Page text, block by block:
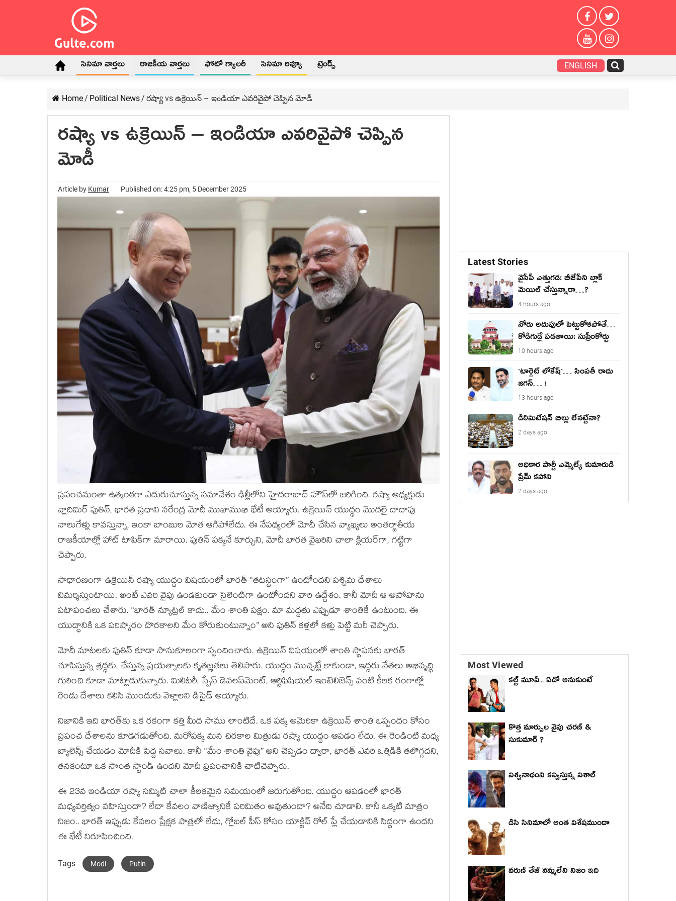
సినిమా వార్తలు రాజకీయ వార్తలు ఫోటో గ్యాలరీ సినిమా రివ్యూ ట్రెండ్స్ ENGLISH
Home/ Political News/ రష్యా vs ఉక్రెయిన్ – ఇండియా ఎవరివైపో చెప్పిన మోడీ
రష్యా vs ఉక్రెయిన్ – ఇండియా ఎవరివైపో చెప్పిన
మోడీ
Article by Kumar Published on: 4:25 pm, 5 December 2025
ప్రపంచమంతా ఉత్కంఠగా ఎదురుచూస్తున్న సమావేశం ఢిల్లీలోని హైదరాబాద్ హౌస్‌లో జరిగింది. రష్యా అధ్యక్షుడు
వ్లాదిమిర్ పుతిన్, భారత ప్రధాని నరేంద్ర మోదీ ముఖాముఖి భేటీ అయ్యారు. ఉక్రెయిన్ యుద్ధం మొదలై దాదాపు
నాలుగేళ్లు కావస్తున్నా, ఇంకా బాంబుల మోత ఆగిపోలేదు. ఈ నేపథ్యంలో మోదీ చేసిన వ్యాఖ్యలు అంతర్జాతీయ
రాజకీయాల్లో హాట్ టాపిక్‌గా మారాయి. పుతిన్ పక్కనే కూర్చుని, మోదీ భారత వైఖరిని చాలా క్లియర్‌గా, గట్టిగా
చెప్పారు.
సాధారణంగా ఉక్రెయిన్ రష్యా యుద్ధం విషయంలో భారత్ “తటస్థంగా” ఉంటోందని పశ్చిమ దేశాలు
విమర్శిస్తుంటాయి. అంటే ఎవరి వైపు ఉండకుండా సైలెంట్‌గా ఉంటోందని వారి ఉద్దేశం. కానీ మోదీ ఆ అపోహను
పటాపంచలు చేశారు. “భారత్ న్యూట్రల్ కాదు.. మేం శాంతి పక్షం. మా మద్దతు ఎప్పుడూ శాంతికే ఉంటుంది. ఈ
యుద్ధానికి ఒక పరిష్కారం దొరకాలని మేం కోరుకుంటున్నాం” అని పుతిన్ కళ్లలో కళ్లు పెట్టి మరీ చెప్పారు.
మోదీ మాటలకు పుతిన్ కూడా సానుకూలంగా స్పందించారు. ఉక్రెయిన్ విషయంలో శాంతి స్థాపనకు భారత్
చూపిస్తున్న శ్రద్ధకు, చేస్తున్న ప్రయత్నాలకు కృతజ్ఞతలు తెలిపారు. యుద్ధం ముచ్చట్లే కాకుండా, ఇద్దరు నేతలు అభివృద్ధి
గురించి కూడా మాట్లాడుకున్నారు. మిలిటరీ, స్పేస్ డెవలప్‌మెంట్, ఆర్టిఫిషియల్ ఇంటెలిజెన్స్ వంటి కీలక రంగాల్లో
రెండు దేశాలు కలిసి ముందుకు వెళ్లాలని డిసైడ్ అయ్యారు.
నిజానికి ఇది భారత్‌కు ఒక రకంగా కత్తి మీద సాము లాంటిదే. ఒక పక్క అమెరికా ఉక్రెయిన్ శాంతి ఒప్పందం కోసం
ప్రపంచ దేశాలను కూడగడుతోంది. మరోపక్క మన చిరకాల మిత్రుడు రష్యా యుద్ధం ఆపడం లేదు. ఈ రెండింటి మధ్య
బ్యాలెన్స్ చేయడం మోదీకి పెద్ద సవాలు. కానీ “మేం శాంతి వైపు” అని చెప్పడం ద్వారా, భారత్ ఎవరి ఒత్తిడికి తలొగ్గదని,
తనకంటూ ఒక సొంత స్టాండ్ ఉందని మోదీ ప్రపంచానికి చాటిచెప్పారు.
ఈ 23వ ఇండియా రష్యా సమ్మిట్ చాలా కీలకమైన సమయంలో జరుగుతోంది. యుద్ధం ఆపడంలో భారత్
మధ్యవర్తిత్వం వహిస్తుందా? లేదా కేవలం వాణిజ్యానికే పరిమితం అవుతుందా? అనేది చూడాలి. కానీ ఒక్కటి మాత్రం
నిజం.. భారత్ ఇప్పుడు కేవలం ప్రేక్షక పాత్రలో లేదు, గ్లోబల్ పీస్ కోసం యాక్టివ్ రోల్ ప్లే చేయడానికి సిద్ధంగా ఉందని
ఈ భేటీ నిరూపించింది.
Tags Modi Putin
Latest Stories
వైసీపీ ఎత్తుగ‌డ‌: బీజేపీని బ్లాక్
మెయిల్ చేస్తున్నారా…?
4 hours ago
నోరు అదుపులో పెట్టుకోక‌పోతే…
కోడిగుడ్లే ప‌డ‌తాయి: సుప్రీంకోర్టు
10 hours ago
`టార్గెట్ లోకేష్‌`… సింప‌తీ రాదు
జ‌గ‌న్‌… !
13 hours ago
డీలిమిటేషన్ బిల్లు లేన‌ట్టేనా?
2 days ago
అధికార పార్టీ ఎమ్మెల్యే కుమారుడి
ప్రేమ్ కహాని
2 days ago
Most Viewed
కల్ట్ మూవీ... ఏదో అనుకుంటే
కొత్త మార్పుల వైపు చరణ్ &
సుకుమార్ ?
విశ్వనాథంని కవ్విస్తున్న విశాల్
డిసి సినిమాలో అంత విశేషముందా
వరుణ్ తేజ్ నమ్మలేని నిజం ఇది